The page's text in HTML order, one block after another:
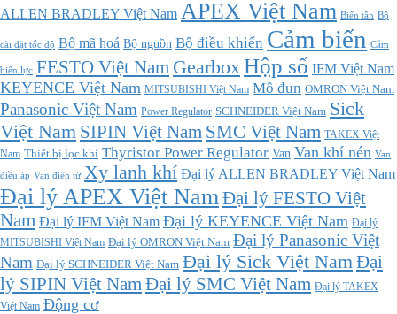
ALLEN BRADLEY Việt Nam APEX Việt Nam Biến tần Bộ
cài đặt tốc độ Bộ mã hoá Bộ nguồn Bộ điều khiển Cảm biến Cảm
biến lực FESTO Việt Nam GearboxHộp số IFM Việt Nam
KEYENCE Việt Nam MITSUBISHI Việt Nam Mô đun OMRON Việt Nam
Panasonic Việt Nam Power Regulator SCHNEIDER Việt Nam Sick
Việt Nam SIPIN Việt Nam SMC Việt Nam TAKEX Việt
Nam Thiết bị lọc khí Thyristor Power Regulator Van Van khí nén Van
điều áp Van điện từ Xy lanh khí Đại lý ALLEN BRADLEY Việt Nam
Đại lý APEX Việt NamĐại lý FESTO Việt
Nam Đại lý IFM Việt Nam Đại lý KEYENCE Việt Nam Đại lý
MITSUBISHI Việt Nam Đại lý OMRON Việt Nam Đại lý Panasonic Việt
Nam Đại lý SCHNEIDER Việt Nam Đại lý Sick Việt NamĐại
lý SIPIN Việt Nam Đại lý SMC Việt Nam Đại lý TAKEX
Việt Nam Động cơ